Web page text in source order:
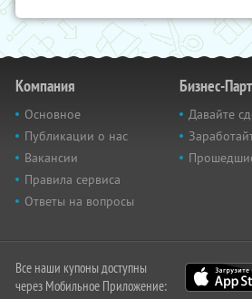
Компания
Основное
Публикации о нас
Вакансии
Правила сервиса
Ответы на вопросы
Бизнес-
Давайте
Все наши купоны доступны
через Мобильное Приложение: